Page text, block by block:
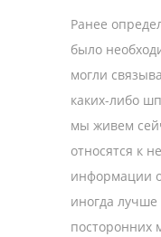
Ранее
было
могли
каких-либо
мы живем
относятся к
информации
иногда лучше
посторонних